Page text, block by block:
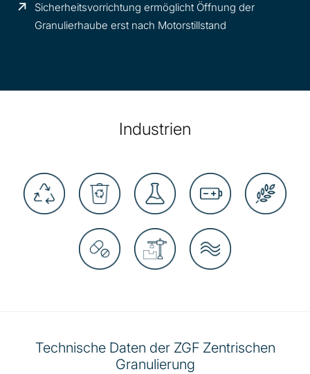
Sicherheitsvorrichtung ermöglicht Öffnung der
Granulierhaube erst nach Motorstillstand
Industrien
Technische Daten der ZGF Zentrischen
Granulierung